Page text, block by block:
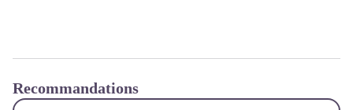
Recommandations